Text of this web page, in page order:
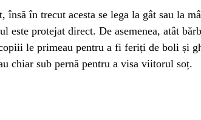
însă în trecut acesta se lega la gât sau la
este protejat direct. De asemenea, atât
le primeau pentru a fi feriți de boli și
chiar sub pernă pentru a visa viitorul soț.